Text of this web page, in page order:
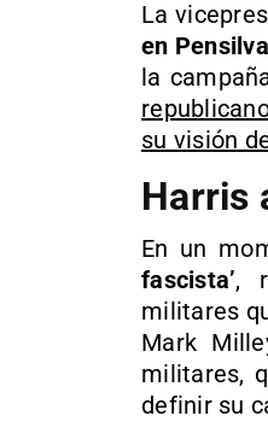
La
en
la
su visión
Harris
En un
fascista’,
militares
Mark
militares,
definir su